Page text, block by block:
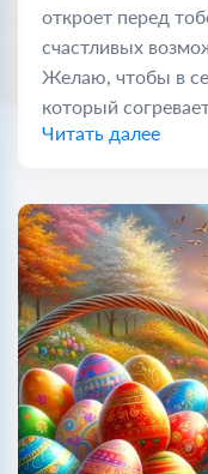
откроет перед
счастливых
Желаю, чтобы в
который
Читать далее